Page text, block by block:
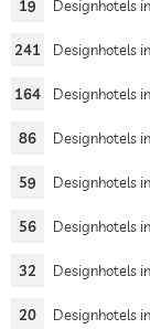
19 Designhotels
241 Designhotels
164 Designhotels
86 Designhotels
59 Designhotels
56 Designhotels
32 Designhotels
20 Designhotels